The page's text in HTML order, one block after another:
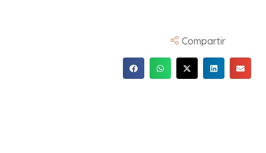
Compartir